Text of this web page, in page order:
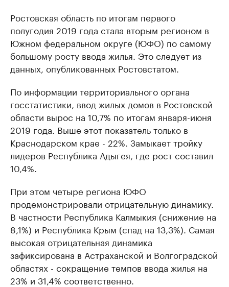
Ростовская область по итогам первого
полугодия 2019 года стала вторым регионом в
Южном федеральном округе (ЮФО) по самому
большому росту ввода жилья. Это следует из
данных, опубликованных Ростовстатом.
По информации территориального органа
госстатистики, ввод жилых домов в Ростовской
области вырос на 10,7% по итогам января-июня
2019 года. Выше этот показатель только в
Краснодарском крае - 22%. Замыкает тройку
лидеров Республика Адыгея, где рост составил
10,4%.
При этом четыре региона ЮФО
продемонстрировали отрицательную динамику.
В частности Республика Калмыкия (снижение на
8,1%) и Республика Крым (спад на 13,3%). Самая
высокая отрицательная динамика
зафиксирована в Астраханской и Волгоградской
областях - сокращение темпов ввода жилья на
23% и 31,4% соответственно.